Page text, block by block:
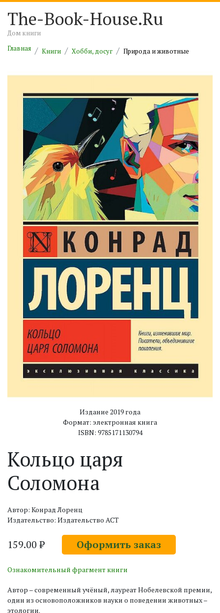
The-Book-House.Ru
Дом книги
Главная
Книги Хобби, досуг Природа и животные
Издание 2019 года
Формат: электронная книга
ISBN: 9785171130794
Кольцо царя
Соломона
Автор: Конрад Лоренц
Издательство: Издательство АСТ
159.00 ₽ Оформить заказ
Ознакомительный фрагмент книги
Автор – современный учёный, лауреат Нобелевской премии,
один из основоположников науки о поведении животных –
этологии.